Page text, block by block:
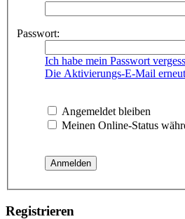
Passwort:
Ich habe mein Passwort
Die Aktivierungs-E-Mail erneut
Angemeldet bleiben
Meinen Online-Status
Registrieren